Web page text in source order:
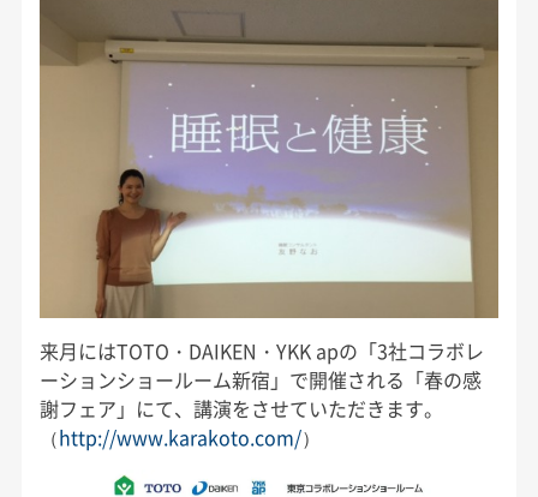
来月にはTOTO・DAIKEN・YKK apの「3社コラボレ
ーションショールーム新宿」で開催される「春の感
謝フェア」にて、講演をさせていただきます。
（http://www.karakoto.com/）